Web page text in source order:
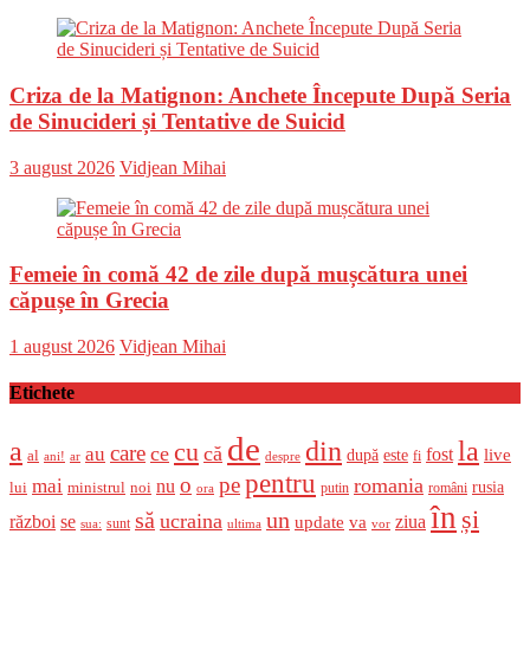
Criza de la Matignon: Anchete Începute După Seria
de Sinucideri și Tentative de Suicid
Posted
3 august 2026 Author
Vidjean Mihai
Femeie în comă 42 de zile după mușcătura unei
căpușe în Grecia
Posted
1 august 2026 Author
Vidjean Mihai
Etichete
a al ani! ar au care ce cu că de despre din după este fi fost la live
lui mai ministrul noi nu o ora pepentru putin romania români rusia
război se sua: sunt să ucraina ultima un update va vor ziua în și